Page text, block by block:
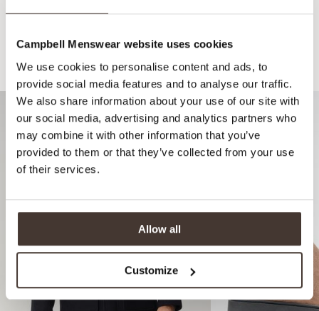
Campbell Menswear website uses cookies
We use cookies to personalise content and ads, to
provide social media features and to analyse our traffic.
We also share information about your use of our site with
our social media, advertising and analytics partners who
may combine it with other information that you’ve
provided to them or that they’ve collected from your use
of their services.
Allow all
Customize
Recommandé pour votre look